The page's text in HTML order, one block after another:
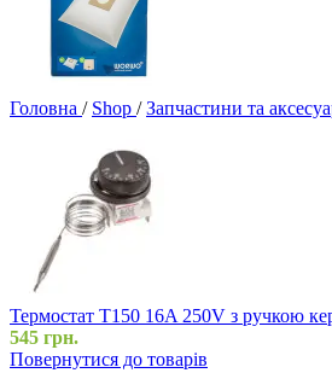
Головна / Shop / Запчастини та
Термостат T150 16A 250V з ручкою
545 грн.
Повернутися до товарів